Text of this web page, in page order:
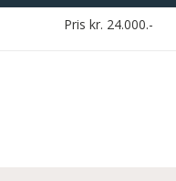
Pris kr. 24.000.-